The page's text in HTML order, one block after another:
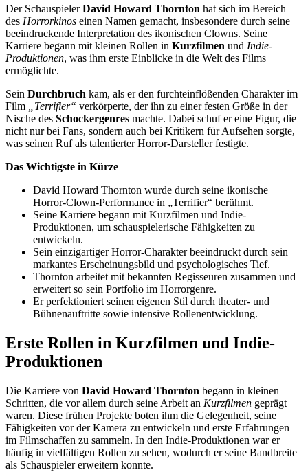
Der SchauspielerDavid Howard Thornton hat sich im Bereich
des Horrorkinos einen Namen gemacht, insbesondere durch seine
beeindruckende Interpretation des ikonischen Clowns. Seine
Karriere begann mit kleinen Rollen in Kurzfilmen und Indie-
Produktionen, was ihm erste Einblicke in die Welt des Films
ermöglichte.
Sein Durchbruch kam, als er den furchteinflößenden Charakter im
Film
„Terrifier“ verkörperte, der ihn zu einer festen Größe in der
Nische des Schockergenres machte. Dabei schuf er eine Figur, die
nicht nur bei Fans, sondern auch bei Kritikern für Aufsehen sorgte,
was seinen Ruf als talentierter Horror-Darsteller festigte.
Das Wichtigste in Kürze
David Howard Thornton wurde durch seine ikonische
Horror-Clown-Performance in „Terrifier“ berühmt.
Seine Karriere begann mit Kurzfilmen und Indie-
Produktionen, um schauspielerische Fähigkeiten zu
entwickeln.
Sein einzigartiger Horror-Charakter beeindruckt durch sein
markantes Erscheinungsbild und psychologisches Tief.
Thornton arbeitet mit bekannten Regisseuren zusammen und
erweitert so sein Portfolio im Horrorgenre.
Er perfektioniert seinen eigenen Stil durch theater- und
Bühnenauftritte sowie intensive Rollenentwicklung.
Erste Rollen in Kurzfilmen und Indie-
Produktionen
Die Karriere von David Howard Thornton begann in kleinen
Schritten, die vor allem durch seine Arbeit an Kurzfilmen geprägt
waren. Diese frühen Projekte boten ihm die Gelegenheit, seine
Fähigkeiten vor der Kamera zu entwickeln und erste Erfahrungen
im Filmschaffen zu sammeln. In den Indie-Produktionen war er
häufig in vielfältigen Rollen zu sehen, wodurch er seine Bandbreite
als Schauspieler erweitern konnte.